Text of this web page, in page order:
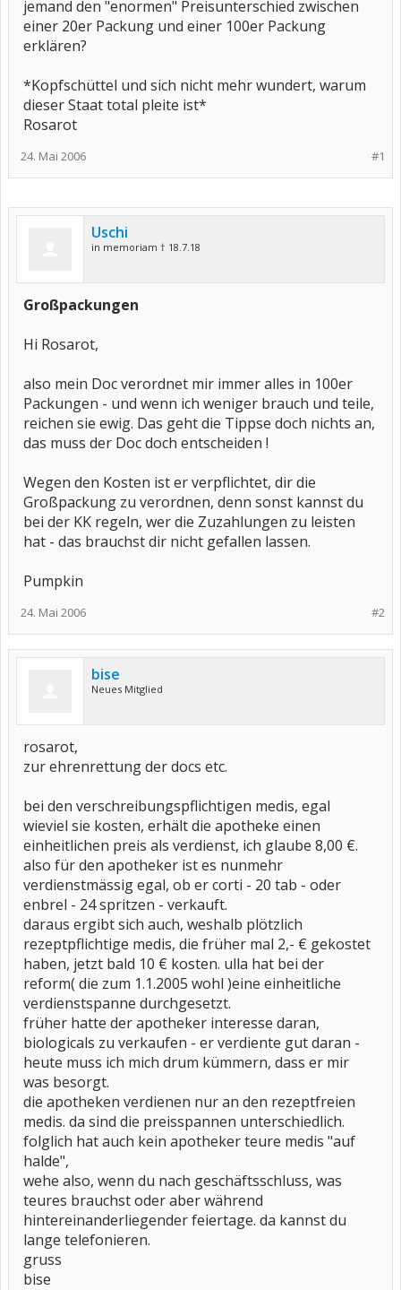
jemand den "enormen" Preisunterschied zwischen
einer 20er Packung und einer 100er Packung
erklären?
*Kopfschüttel und sich nicht mehr wundert, warum
dieser Staat total pleite ist*
Rosarot
#1
24. Mai 2006
Uschi
in memoriam † 18.7.18
Großpackungen
Hi Rosarot,
also mein Doc verordnet mir immer alles in 100er
Packungen - und wenn ich weniger brauch und teile,
reichen sie ewig. Das geht die Tippse doch nichts an,
das muss der Doc doch entscheiden !
Wegen den Kosten ist er verpflichtet, dir die
Großpackung zu verordnen, denn sonst kannst du
bei der KK regeln, wer die Zuzahlungen zu leisten
hat - das brauchst dir nicht gefallen lassen.
Pumpkin
#2
24. Mai 2006
bise
Neues Mitglied
rosarot,
zur ehrenrettung der docs etc.
bei den verschreibungspflichtigen medis, egal
wieviel sie kosten, erhält die apotheke einen
einheitlichen preis als verdienst, ich glaube 8,00 €.
also für den apotheker ist es nunmehr
verdienstmässig egal, ob er corti - 20 tab - oder
enbrel - 24 spritzen - verkauft.
daraus ergibt sich auch, weshalb plötzlich
rezeptpflichtige medis, die früher mal 2,- € gekostet
haben, jetzt bald 10 € kosten. ulla hat bei der
reform( die zum 1.1.2005 wohl )eine einheitliche
verdienstspanne durchgesetzt.
früher hatte der apotheker interesse daran,
biologicals zu verkaufen - er verdiente gut daran -
heute muss ich mich drum kümmern, dass er mir
was besorgt.
die apotheken verdienen nur an den rezeptfreien
medis. da sind die preisspannen unterschiedlich.
folglich hat auch kein apotheker teure medis "auf
halde",
wehe also, wenn du nach geschäftsschluss, was
teures brauchst oder aber während
hintereinanderliegender feiertage. da kannst du
lange telefonieren.
gruss
bise